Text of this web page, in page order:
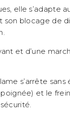
elle s’adapte
blocage de
et d’une
s’arrête sans
et le